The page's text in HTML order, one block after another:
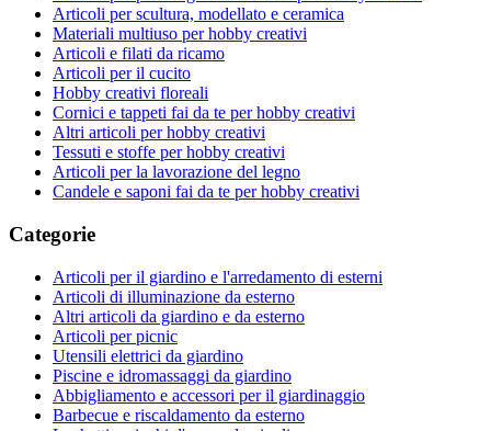
Articoli per scultura, modellato e ceramica
Materiali multiuso per hobby creativi
Articoli e filati da ricamo
Articoli per il cucito
Hobby creativi floreali
Cornici e tappeti fai da te per hobby creativi
Altri articoli per hobby creativi
Tessuti e stoffe per hobby creativi
Articoli per la lavorazione del legno
Candele e saponi fai da te per hobby creativi
Categorie
Articoli per il giardino e l'arredamento di esterni
Articoli di illuminazione da esterno
Altri articoli da giardino e da esterno
Articoli per picnic
Utensili elettrici da giardino
Piscine e idromassaggi da giardino
Abbigliamento e accessori per il giardinaggio
Barbecue e riscaldamento da esterno